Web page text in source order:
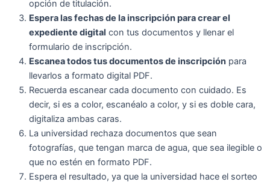
opción de titulación.
Espera las fechas de la inscripción para crear el
expediente digital con tus documentos y llenar el
formulario de inscripción.
Escanea todos tus documentos de inscripción para
llevarlos a formato digital PDF.
Recuerda escanear cada documento con cuidado. Es
decir, si es a color, escanéalo a color, y si es doble cara,
digitaliza ambas caras.
La universidad rechaza documentos que sean
fotografías, que tengan marca de agua, que sea ilegible o
que no estén en formato PDF.
Espera el resultado, ya que la universidad hace el sorteo